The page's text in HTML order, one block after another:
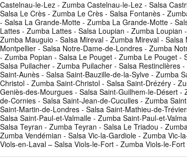
Castelnau-le-Lez - Zumba Castelnau-le-Lez - Salsa
Salsa Le Crès - Zumba Le Crès - Salsa Fontanès -
- Salsa La Grande-Motte - Zumba La Grande-Motte -
Lattes - Zumba Lattes - Salsa Loupian - Zumba
Zumba Mauguio - Salsa Mireval - Zumba Mireval -
Montpellier - Salsa Notre-Dame-de-Londres - Zumba
- Zumba Popian - Salsa Le Pouget - Zumba Le Pouget
Salsa Puilacher - Zumba Puilacher - Salsa Restinclières
Saint-Aunès - Salsa Saint-Bauzille-de-la-Sylve - Zumba
Christol - Zumba Saint-Christol - Salsa Saint-Drézéry -
Geniès-des-Mourgues - Salsa Saint-Guilhem-le-Désert
de-Cornies - Salsa Saint-Jean-de-Cuculles - Zumba
Saint-Martin-de-Londres - Salsa Saint-Mathieu-de-
Salsa Saint-Paul-et-Valmalle - Zumba Saint-Paul-et-
Salsa Teyran - Zumba Teyran - Salsa Le Triadou -
Zumba Vendémian - Salsa Vic-la-Gardiole - Zumba Vic-
Viols-en-Laval – Salsa Viols-le-Fort - Zumba Viols-le-Fort